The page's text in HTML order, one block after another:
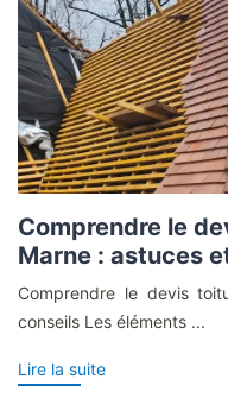
Comprendre le
Marne : astuces
Comprendre le devis
conseils Les éléments ...
Lire la suite